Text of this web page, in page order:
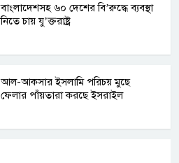
বাংলাদেশসহ ৬০ দেশের বি’রুদ্ধে ব্যবস্থা
নিতে চায় যু’ক্তরাষ্ট্র
আল-আকসার ইসলামি পরিচয় মুছে
ফেলার পাঁয়তারা করছে ইসরাইল